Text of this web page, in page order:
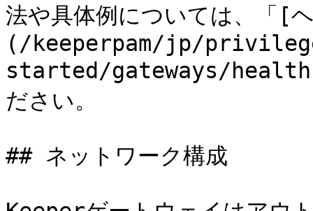
法や具体例については、「[
(/keeperpam/jp/
started/gateways/health-
ださい。
## ネットワーク構成